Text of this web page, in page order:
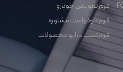
فرم تعویض خودرو
فرم درخواست مشاوره
فرم تست درایو محصولات